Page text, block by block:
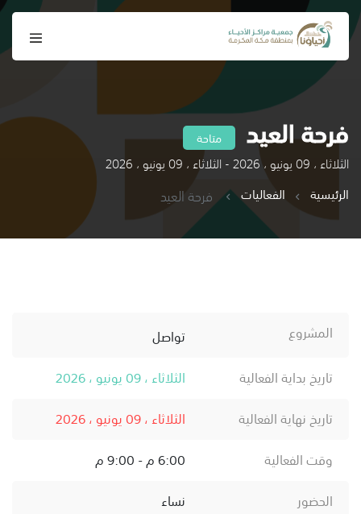
فرحة العيد متاحة
الثلاثاء ، 09 يونيو ، 2026 - الثلاثاء ، 09 يونيو ، 2026
الرئيسية
الفعاليات فرحة العيد
المشروع
تواصل
تاريخ بداية الفعالية
الثلاثاء ، 09 يونيو ، 2026
تاريخ نهاية الفعالية
الثلاثاء ، 09 يونيو ، 2026
وقت الفعالية
6:00 م - 9:00 م
الحضور
نساء